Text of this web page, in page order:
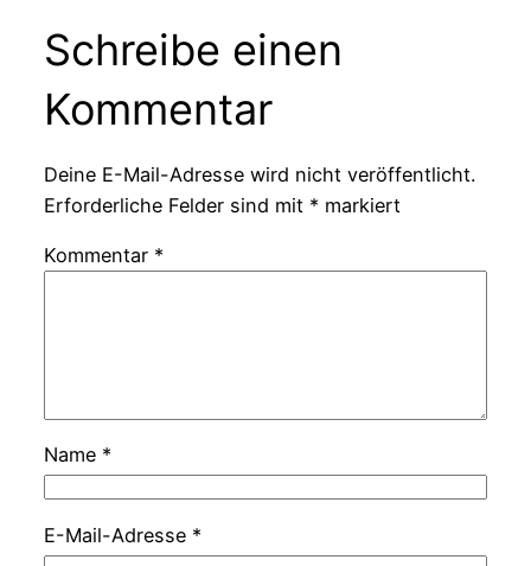
Schreibe einen
Kommentar
Deine E-Mail-Adresse wird nicht veröffentlicht.
Erforderliche Felder sind mit * markiert
Kommentar *
Name *
E-Mail-Adresse *